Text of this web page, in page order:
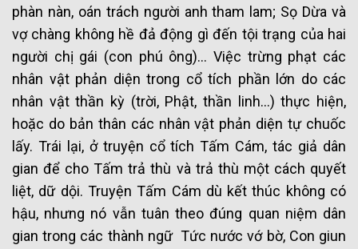
phàn nàn, oán trách người anh tham lam; Sọ Dừa và
vợ chàng không hề đả động gì đến tội trạng của hai
người chị gái (con phú ông)… Việc trừng phạt các
nhân vật phản diện trong cổ tích phần lớn do các
nhân vật thần kỳ (trời, Phật, thần linh…) thực hiện,
hoặc do bản thân các nhân vật phản diện tự chuốc
lấy. Trái lại, ở truyện cổ tích Tấm Cám, tác giả dân
gian để cho Tấm trả thù và trả thù một cách quyết
liệt, dữ dội. Truyện Tấm Cám dù kết thúc không có
hậu, nhưng nó vẫn tuân theo đúng quan niệm dân
gian trong các thành ngữ Tức nước vớ bờ, Con giun